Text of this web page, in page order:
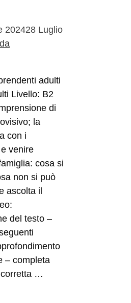
202428 Luglio
adulti
Livello: B2
di
la
con i
venire
cosa si
non si può
ascolta il
del testo –
– completa
…